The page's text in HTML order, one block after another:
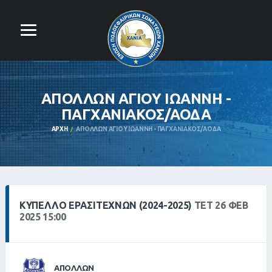
ΑΠΟΛΛΩΝ ΑΓΙΟΥ ΙΩΑΝΝΗ -
ΠΑΓΧΑΝΙΑΚΟΣ/ΑΟΔΑ
ΑΡΧΉ ΑΠΟΛΛΩΝ ΑΓΙΟΥ ΙΩΑΝΝΗ - ΠΑΓΧΑΝΙΑΚΟΣ/ΑΟΔΑ
ΚΎΠΕΛΛΟ ΕΡΑΣΙΤΕΧΝΏΝ (2024-2025) ΤΕΤ 26 ΦΕΒ
2025 15:00
ΑΠΟΛΛΩΝ